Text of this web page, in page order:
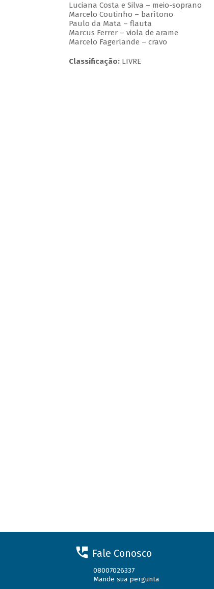
Luciana Costa e Silva – meio-soprano
Marcelo Coutinho – barítono
Paulo da Mata – flauta
Marcus Ferrer – viola de arame
Marcelo Fagerlande – cravo
Classificação:LIVRE
Fale Conosco
08007026337
Mande sua pergunta